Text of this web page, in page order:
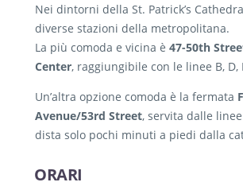
Nei dintorni della St. Patrick’s
diverse stazioni della metropolitana.
La più comoda e vicina è 47-50th
Center, raggiungibile con le linee B, D,
Un’altra opzione comoda è la fermata
Avenue/53rd Street, servita dalle
dista solo pochi minuti a piedi dalla
ORARI